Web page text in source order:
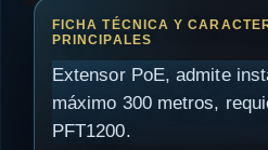
Extensor PoE, admite
máximo 300 metros,
PFT1200.